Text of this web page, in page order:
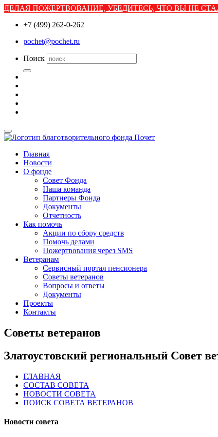
ДЕЛАЯ ПОЖЕРТВОВАНИЕ, УБЕДИТЕСЬ, ЧТО ВЫ НЕ
+7 (499) 262-0-262
pochet@pochet.ru
Поиск
Главная
Новости
О фонде
Совет Фонда
Наша команда
Партнеры Фонда
Документы
Отчетность
Как помочь
Акции по сбору средств
Помочь делами
Пожертвования через SMS
Ветеранам
Сервисный портал пенсионера
Советы ветеранов
Вопросы и ответы
Документы
Проекты
Контакты
Советы ветеранов
Златоустовский региональный Совет
ГЛАВНАЯ
СОСТАВ СОВЕТА
НОВОСТИ СОВЕТА
ПОИСК СОВЕТА ВЕТЕРАНОВ
Новости совета